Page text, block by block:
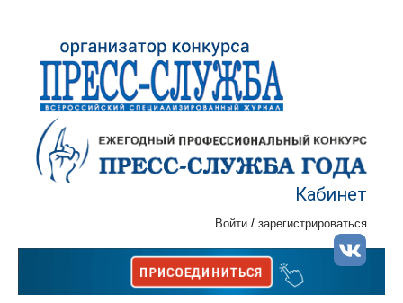
Кабинет
Войти / зарегистрироваться